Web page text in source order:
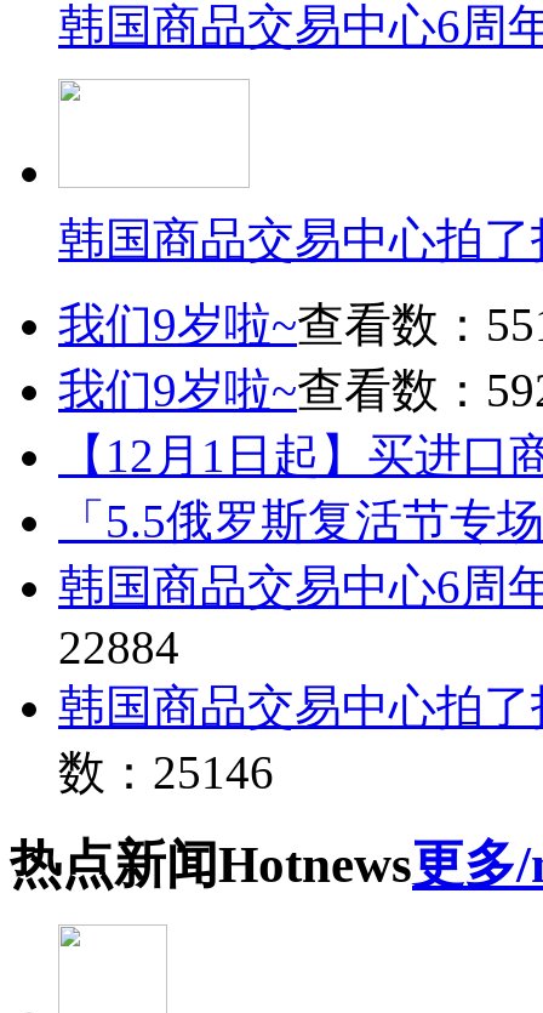
韩国商品交易中心6周
韩国商品交易中心拍
我们9岁啦~查看数：
我们9岁啦~查看数：
【12月1日起】买进口
「5.5俄罗斯复活节专
韩国商品交易中心6周
22884
韩国商品交易中心拍
数：25146
热点新闻Hotnews更多